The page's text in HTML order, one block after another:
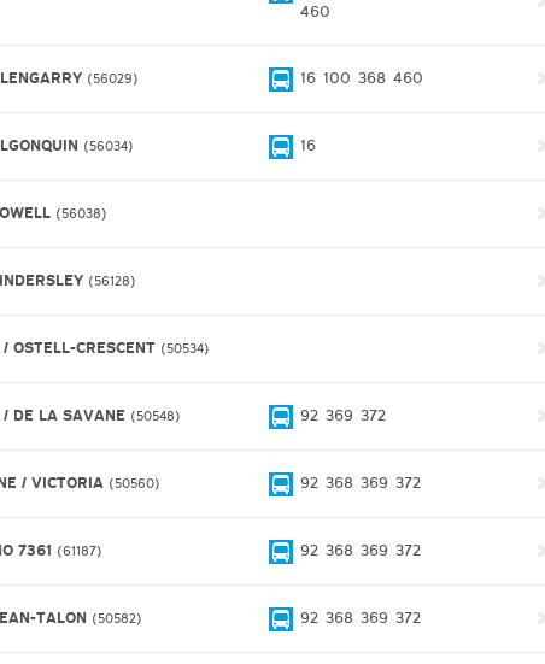
460
56029 16 100 368 460
56034 16
56038
56128
OSTELL-CRESCENT 50534
/ DE LA SAVANE 50548 92 369 372
/ VICTORIA 50560 92 368 369 372
7361 61187 92 368 369 372
TALON 50582 92 368 369 372